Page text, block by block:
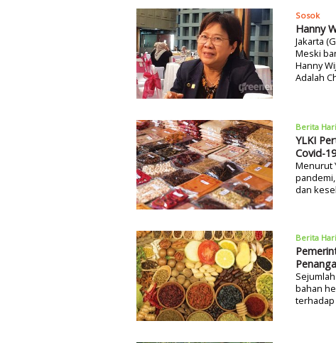
Sosok
Hanny
Jakarta
Meski
Hanny
Adalah
Berita
YLKI
Covid-19
Menurut
dan
Berita
bahan